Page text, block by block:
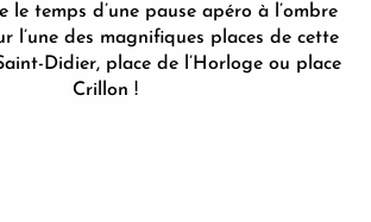
le temps d’une pause apéro à l’ombre
l’une des magnifiques places de cette
Didier, place de l’Horloge ou place
Crillon !